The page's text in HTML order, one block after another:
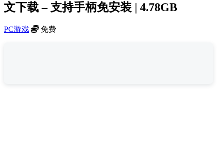
文下载 – 支持手柄免安装 | 4.78GB
PC游戏 免费